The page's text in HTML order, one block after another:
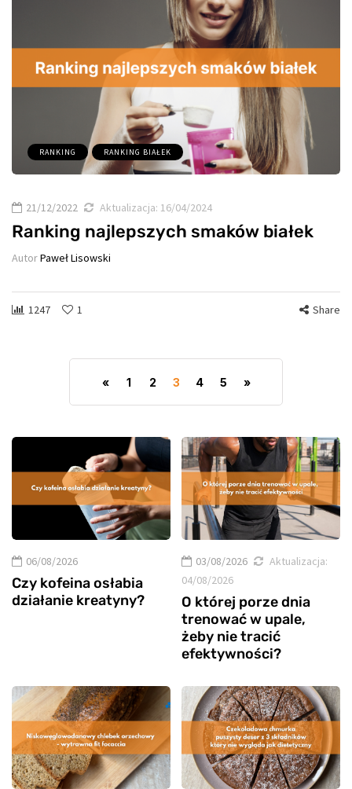
RANKING RANKING BIAŁEK
21/12/2022 Aktualizacja: 16/04/2024
Ranking najlepszych smaków białek
AutorPaweł Lisowski
1247 1 Share
« 1 2 3 4 5 »
06/08/2026
Czy kofeina osłabia
działanie kreatyny?
03/08/2026
Aktualizacja:
04/08/2026
O której porze dnia
trenować w upale,
żeby nie tracić
efektywności?